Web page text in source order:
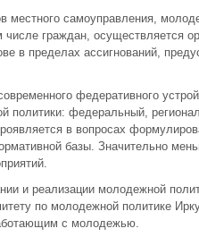
местного самоуправления,
граждан, осуществляется
в пределах ассигнований,
федеративного
политики: федеральный,
в вопросах
базы. Значительно
и реализации молодежной
по молодежной политике
с молодежью.